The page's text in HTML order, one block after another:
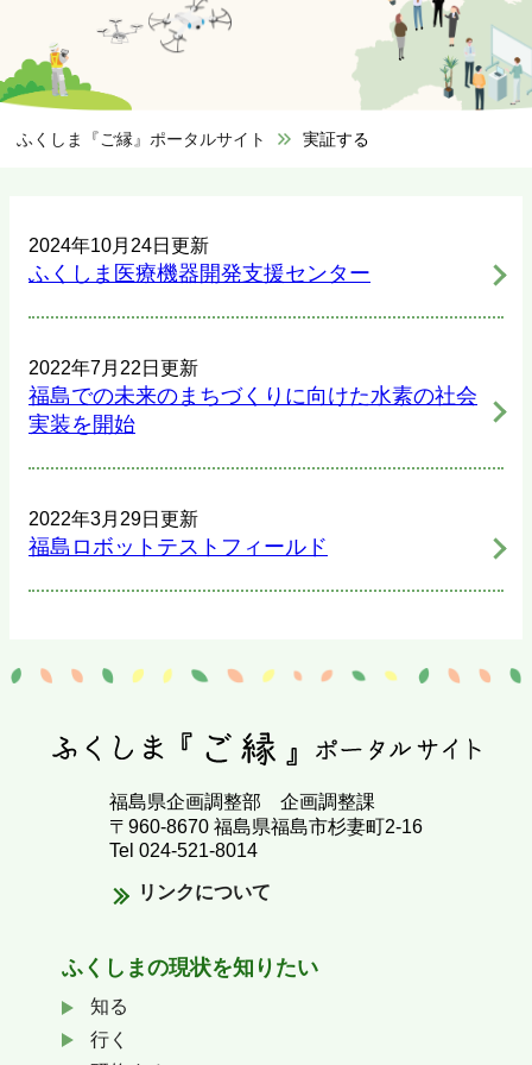
ふくしま『ご縁』ポータルサイト > 実証する
2024年10月24日更新
ふくしま医療機器開発支援センター
2022年7月22日更新
福島での未来のまちづくりに向けた水素の社会
実装を開始
2022年3月29日更新
福島ロボットテストフィールド
福島県企画調整部 企画調整課
〒960-8670 福島県福島市杉妻町2-16
Tel 024-521-8014
リンクについて
ふくしまの現状を知りたい
知る
行く